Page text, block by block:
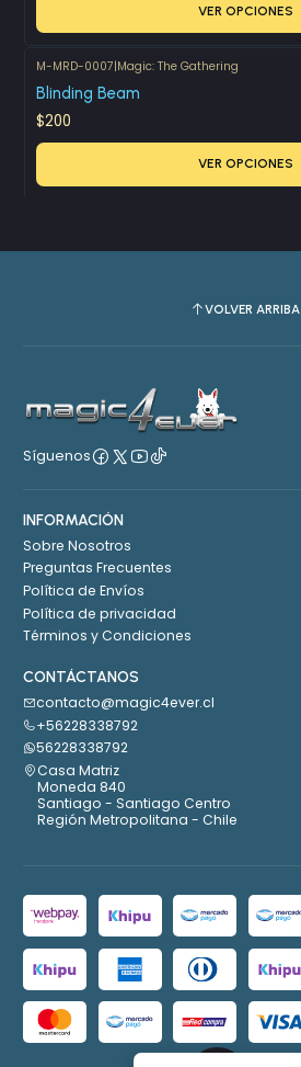
VER OPCIONES
M-MRD-0007|Magic: The Gathering
Blinding Beam
$200
VER OPCIONES
VOLVER ARRIBA
Síguenos
INFORMACIÓN
Sobre Nosotros
Preguntas Frecuentes
Política de Envíos
Política de privacidad
Términos y Condiciones
CONTÁCTANOS
contacto@magic4ever.cl
+56228338792
56228338792
Casa Matriz
Moneda 840
Santiago - Santiago Centro
Región Metropolitana - Chile